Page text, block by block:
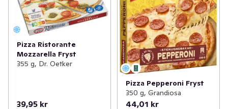
Pizza Ristorante
Mozzarella Fryst
355 g, Dr. Oetker
39,95 kr
Pizza Pepperoni Fryst
350 g, Grandiosa
44,01 kr